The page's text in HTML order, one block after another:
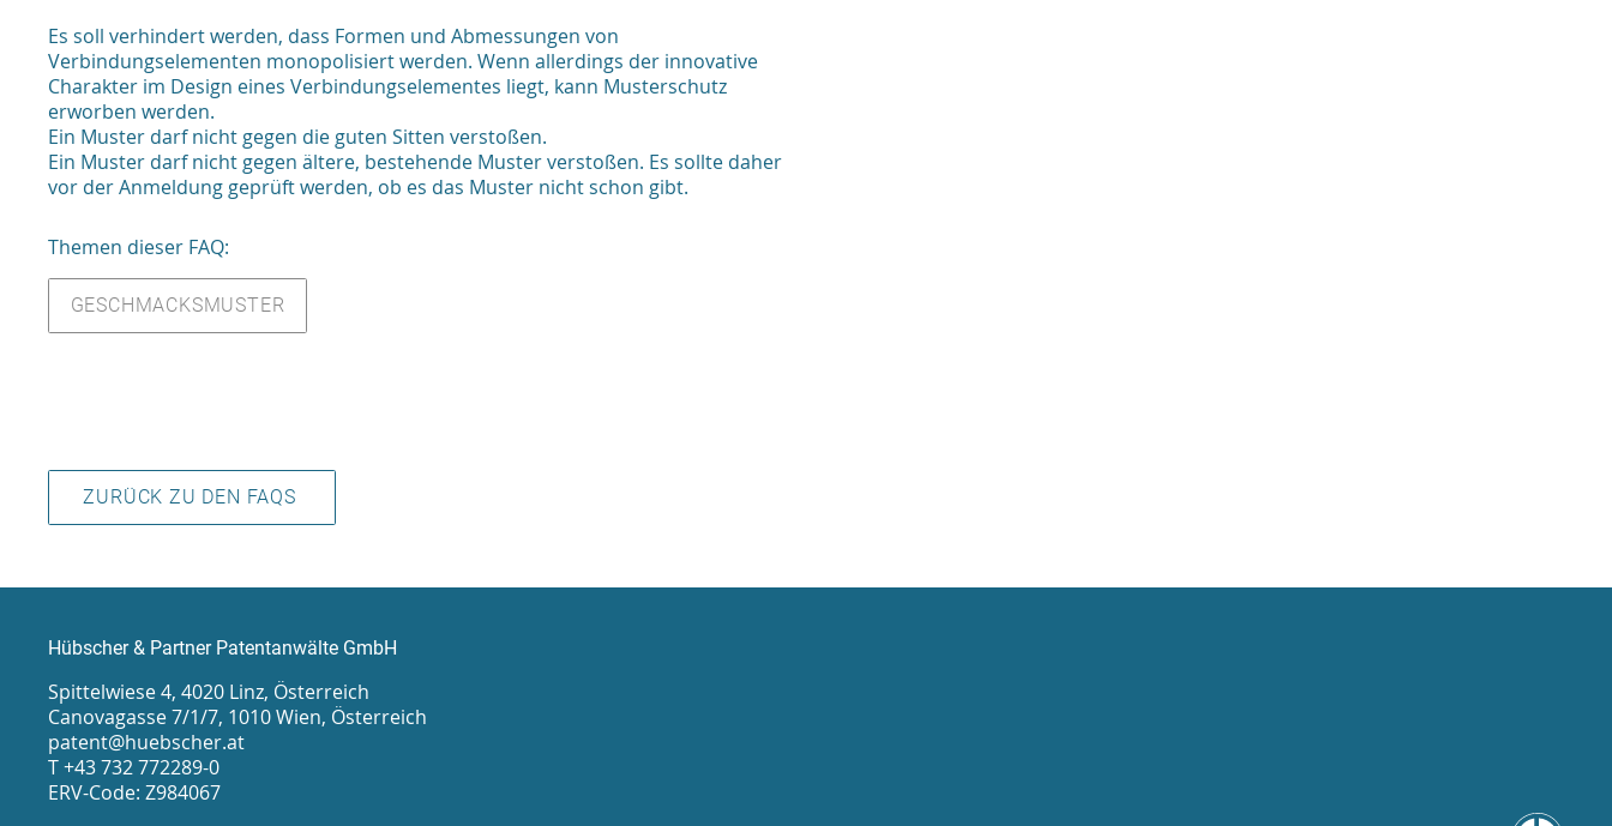
Es soll verhindert werden, dass Formen und Abmessungen von
Verbindungselementen monopolisiert werden. Wenn allerdings der innovative
Charakter im Design eines Verbindungselementes liegt, kann Musterschutz
erworben werden.
Ein Muster darf nicht gegen die guten Sitten verstoßen.
Ein Muster darf nicht gegen ältere, bestehende Muster verstoßen. Es sollte daher
vor der Anmeldung geprüft werden, ob es das Muster nicht schon gibt.
Themen dieser FAQ:
GESCHMACKSMUSTER
ZURÜCK ZU DEN FAQS
Hübscher & Partner Patentanwälte GmbH
Spittelwiese 4, 4020 Linz, Österreich
Canovagasse 7/1/7, 1010 Wien, Österreich
patent@huebscher.at
T +43 732 772289-0
ERV-Code: Z984067